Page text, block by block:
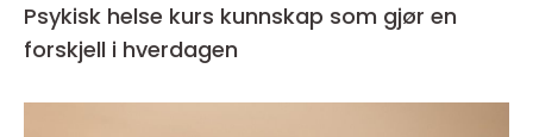
Psykisk helse kurs kunnskap som gjør en
forskjell i hverdagen